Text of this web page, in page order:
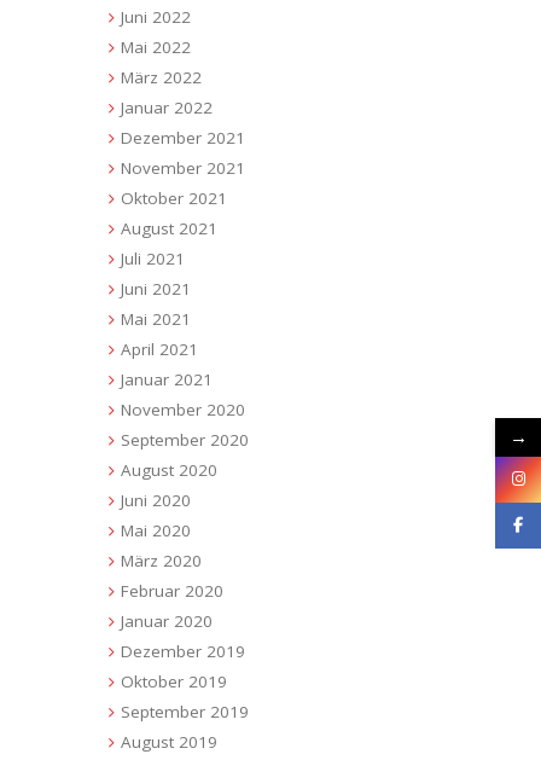
Juni 2022
Mai 2022
März 2022
Januar 2022
Dezember 2021
November 2021
Oktober 2021
August 2021
Juli 2021
Juni 2021
Mai 2021
April 2021
Januar 2021
November 2020
September 2020
August 2020
Juni 2020
Mai 2020
März 2020
Februar 2020
Januar 2020
Dezember 2019
Oktober 2019
September 2019
August 2019
→